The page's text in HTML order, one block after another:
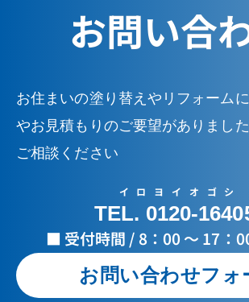
お問い合
お住まいの塗り替えやリフォーム
やお見積もりのご要望がありまし
ご相談ください
イロヨイオゴシ
TEL. 0120-
■ 受付時間 / 8：00 ～ 17：
お問い合わせフォ